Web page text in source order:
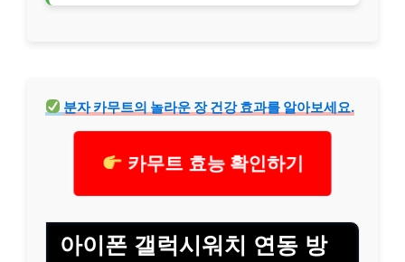
분자 카무트의 놀라운 장 건강 효과를 알아보세요.
카무트 효능 확인하기
아이폰 갤럭시워치 연동 방